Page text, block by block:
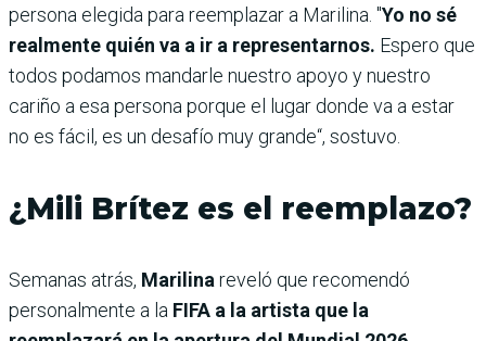
persona elegida para reemplazar a Marilina. "Yo no sé
realmente quién va a ir a representarnos. Espero que
todos podamos mandarle nuestro apoyo y nuestro
cariño a esa persona porque el lugar donde va a estar
no es fácil, es un desafío muy grande“, sostuvo.
¿Mili Brítez es el reemplazo?
Semanas atrás, Marilina reveló que recomendó
personalmente a la FIFA a la artista que la